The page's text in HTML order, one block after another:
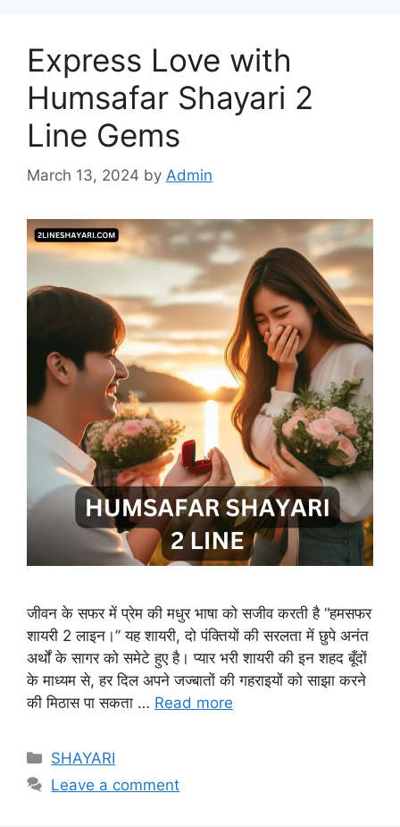
Express Love with
Humsafar Shayari 2
Line Gems
March 13, 2024 by Admin
जीवन के सफर में प्रेम की मधुर भाषा को सजीव करती है “हमसफर
शायरी 2 लाइन।” यह शायरी, दो पंक्तियों की सरलता में छुपे अनंत
अर्थों के सागर को समेटे हुए है। प्यार भरी शायरी की इन शहद बूँदों
के माध्यम से, हर दिल अपने जज्बातों की गहराइयों को साझा करने
की मिठास पा सकता … Read more
Categories
SHAYARI
Leave a comment